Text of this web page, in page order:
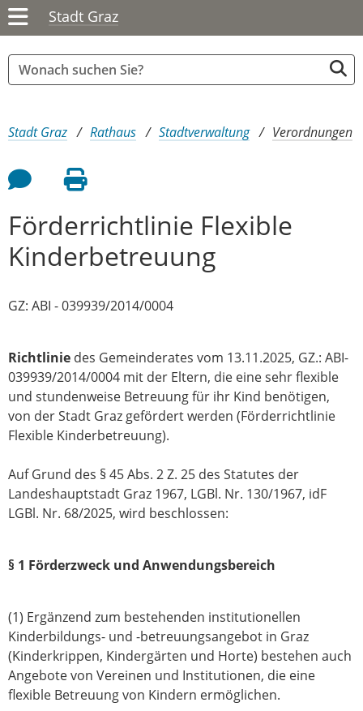
Stadt Graz
Sie sind hier:
Stadt Graz Rathaus Stadtverwaltung Verordnungen
Feedback an Autor
Seite drucken
Förderrichtlinie Flexible
Kinderbetreuung
GZ: ABI - 039939/2014/0004
Richtlinie des Gemeinderates vom 13.11.2025, GZ.: ABI-
039939/2014/0004 mit der Eltern, die eine sehr flexible
und stundenweise Betreuung für ihr Kind benötigen,
von der Stadt Graz gefördert werden (Förderrichtlinie
Flexible Kinderbetreuung).
Auf Grund des § 45 Abs. 2 Z. 25 des Statutes der
Landeshauptstadt Graz 1967, LGBl. Nr. 130/1967, idF
LGBl. Nr. 68/2025, wird beschlossen:
§ 1 Förderzweck und Anwendungsbereich
(1) Ergänzend zum bestehenden institutionellen
Kinderbildungs- und -betreuungsangebot in Graz
(Kinderkrippen, Kindergärten und Horte) bestehen auch
Angebote von Vereinen und Institutionen, die eine
flexible Betreuung von Kindern ermöglichen.